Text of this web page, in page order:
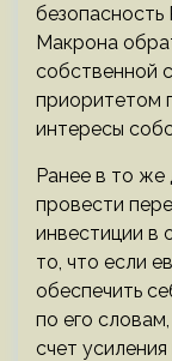
Макрона
собственной
приоритетом
интересы
Ранее в то же
провести
инвестиции в
то, что если
обеспечить
по его
счет